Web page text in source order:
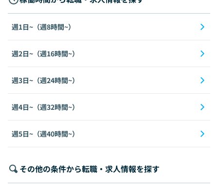
週1日~（週8時間~）
週2日~（週16時間~）
週3日~（週24時間~）
週4日~（週32時間~）
週5日~（週40時間~）
その他の条件から転職・求人情報を探す